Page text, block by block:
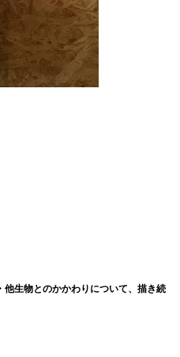
生物とのかかわりについて、描き続